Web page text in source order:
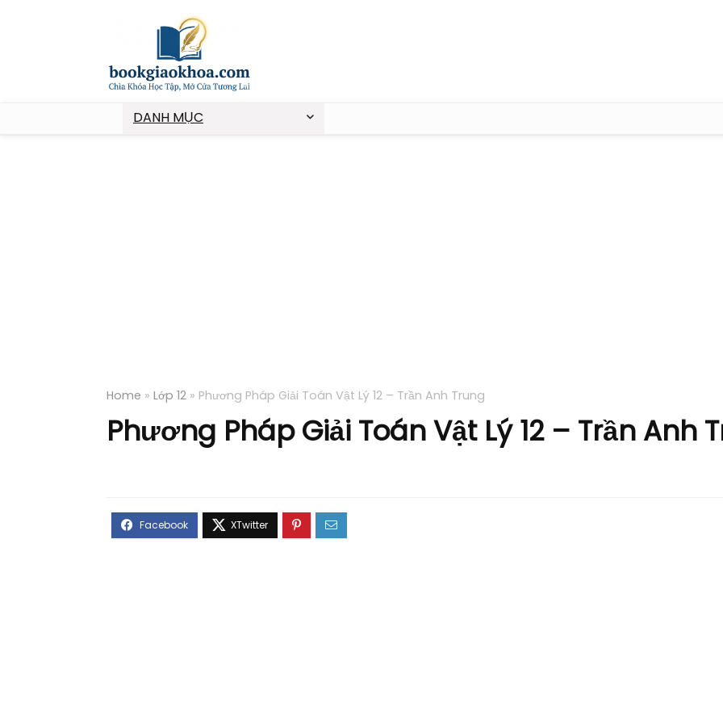
DANH MỤC
Home » Lớp 12 » Phương Pháp Giải Toán Vật Lý 12 – Trần Anh Trung
Phương Pháp Giải Toán Vật Lý 12 – Trần Anh